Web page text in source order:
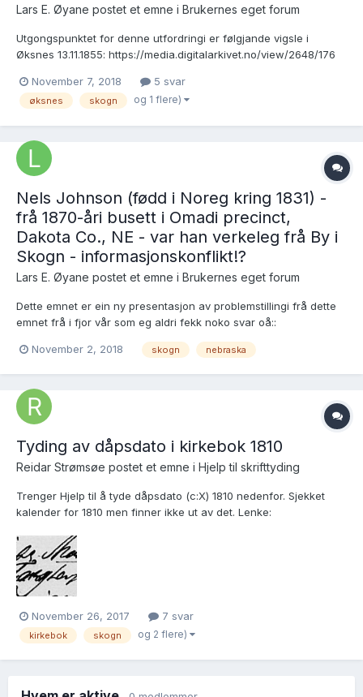
Lars E. Øyane postet et emne i Brukernes eget forum
Utgongspunktet for denne utfordringi er følgjande vigsle i
Øksnes 13.11.1855: https://media.digitalarkivet.no/view/2648/176
Andersson med Marit Estensdotter, 22, fødd i Skogn - far Esten
Vold Johannes Arnerson var fødd...
November 7, 2018 5 svar
øksnes skogn og 1 flere)
Nels Johnson (fødd i Noreg kring 1831) -
frå 1870-åri busett i Omadi precinct,
Dakota Co., NE - var han verkeleg frå By i
Skogn - informasjonskonflikt!?
Lars E. Øyane postet et emne i Brukernes eget forum
Dette emnet er ein ny presentasjon av problemstillingi frå dette
emnet frå i fjor vår som eg aldri fekk noko svar oå::
noreg-kring-1830-1835-farmar-i-dakota-co-ne-er-det-mogeleg-
trøndel...
November 2, 2018 skogn nebraska
Tyding av dåpsdato i kirkebok 1810
Reidar Strømsøe postet et emne i Hjelp til skrifttyding
Trenger Hjelp til å tyde dåpsdato (c:X) 1810 nedenfor. Sjekket
kalender for 1810 men finner ikke ut av det. Lenke:
November 26, 2017 7 svar
kirkebok skogn og 2 flere)